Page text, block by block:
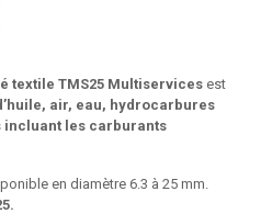
textile TMS25 Multiservices est
air, eau, hydrocarbures
incluant les carburants
en diamètre 6.3 à 25 mm.